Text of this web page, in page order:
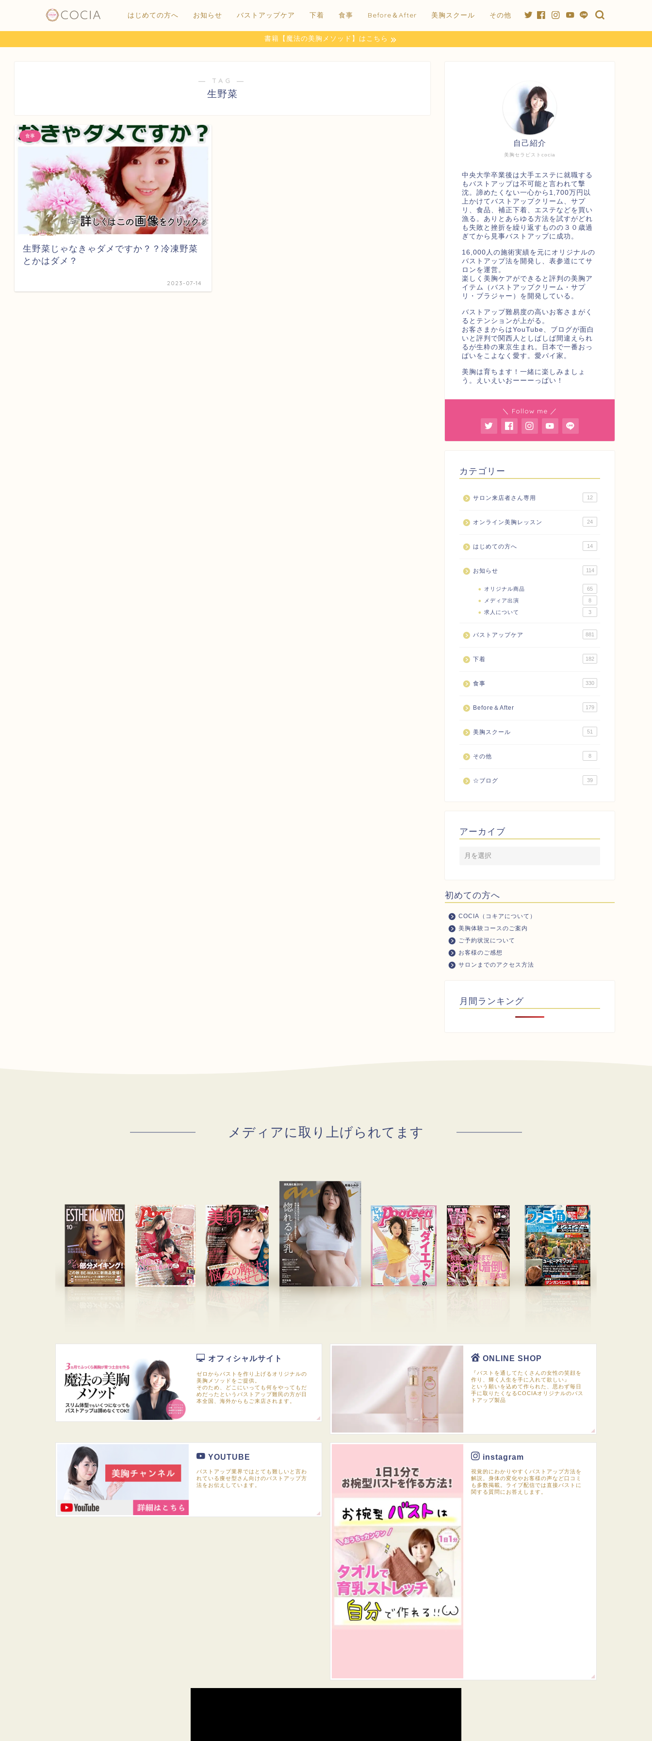
はじめての方へ お知らせ バストアップケア 下着 食事 Before＆After 美胸スクール その他
書籍【魔法の美胸メソッド】はこちら
― TAG ―
生野菜
食事
生野菜じゃなきゃダメですか？？冷凍野菜
とかはダメ？
2023-07-14
美胸セラピストcocia
自己紹介
中央大学卒業後は大手エステに就職する
もバストアップは不可能と言われて撃
沈。諦めたくない一心から1,700万円以
上かけてバストアップクリーム、サプ
リ、食品、補正下着、エステなどを買い
漁る。ありとあらゆる方法を試すがどれ
も失敗と挫折を繰り返すものの３０歳過
ぎてから見事バストアップに成功。
16,000人の施術実績を元にオリジナルの
バストアップ法を開発し、表参道にてサ
ロンを運営。
楽しく美胸ケアができると評判の美胸ア
イテム（バストアップクリーム・サプ
リ・ブラジャー）を開発している。
バストアップ難易度の高いお客さまがく
るとテンションが上がる。
お客さまからはYouTube、ブログが面白
いと評判で関西人としばしば間違えられ
るが生粋の東京生まれ。日本で一番おっ
ぱいをこよなく愛す。愛パイ家。
美胸は育ちます！一緒に楽しみましょ
う。えいえいおーーーっぱい！
＼ Follow me ／
カテゴリー
サロン来店者さん専用 12
オンライン美胸レッスン 24
はじめての方へ 14
お知らせ 114
オリジナル商品
65
メディア出演
8
求人について
3
バストアップケア 881
下着 182
食事 330
Before＆After 179
美胸スクール 51
その他 8
☆ブログ 39
アーカイブ
初めての方へ
COCIA（コキアについて）
美胸体験コースのご案内
ご予約状況について
お客様のご感想
サロンまでのアクセス方法
月間ランキング
メディアに取り上げられてます
オフィシャルサイト
ゼロからバストを作り上げるオリジナルの
美胸メソッドをご提供。
そのため、どこにいっても何をやってもだ
めだったというバストアップ難民の方が日
本全国、海外からもご来店されます。
ONLINE SHOP
『バストを通してたくさんの女性の笑顔を
作り、輝く人生を手に入れて欲しい』
という願いを込めて作られた、思わず毎日
手に取りたくなるCOCIAオリジナルのバス
トアップ製品
YOUTUBE
バストアップ業界ではとても難しいと言わ
れている痩せ型さん向けのバストアップ方
法をお伝えしています。
instagram
視覚的にわかりやすくバストアップ方法を
解説。身体の変化やお客様の声など口コミ
も多数掲載。ライブ配信では直接バストに
関する質問にお答えします。